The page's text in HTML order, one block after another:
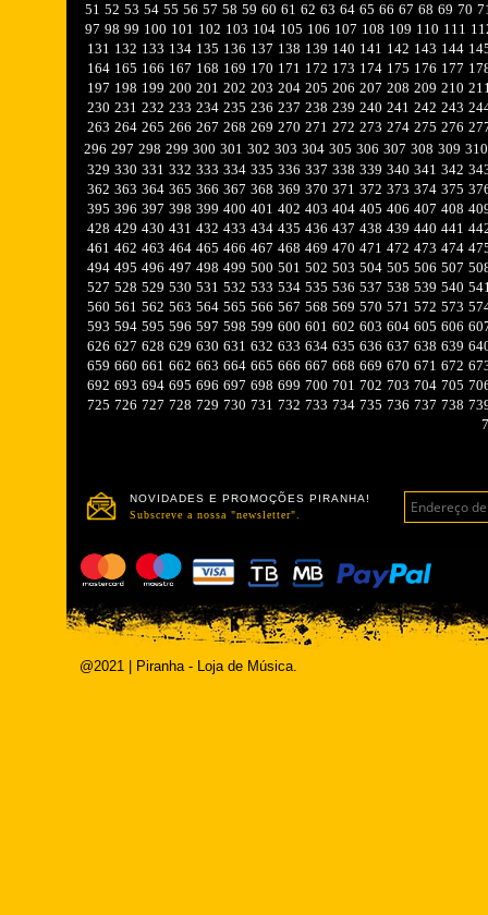
51 52 53 54 55 56 57 58 59 60 61 62 63 64 65 66 67 68 69 70
97 98 99 100 101 102 103 104 105 106 107 108 109 110 111
131 132 133 134 135 136 137 138 139 140 141 142 143 144
164 165 166 167 168 169 170 171 172 173 174 175 176 177
197 198 199 200 201 202 203 204 205 206 207 208 209 210
230 231 232 233 234 235 236 237 238 239 240 241 242 243
263 264 265 266 267 268 269 270 271 272 273 274 275 276
296 297 298 299 300 301 302 303 304 305 306 307 308 309 310
329 330 331 332 333 334 335 336 337 338 339 340 341 342
362 363 364 365 366 367 368 369 370 371 372 373 374 375
395 396 397 398 399 400 401 402 403 404 405 406 407 408
428 429 430 431 432 433 434 435 436 437 438 439 440 441
461 462 463 464 465 466 467 468 469 470 471 472 473 474
494 495 496 497 498 499 500 501 502 503 504 505 506 507
527 528 529 530 531 532 533 534 535 536 537 538 539 540
560 561 562 563 564 565 566 567 568 569 570 571 572 573
593 594 595 596 597 598 599 600 601 602 603 604 605 606
626 627 628 629 630 631 632 633 634 635 636 637 638 639
659 660 661 662 663 664 665 666 667 668 669 670 671 672
692 693 694 695 696 697 698 699 700 701 702 703 704 705
725 726 727 728 729 730 731 732 733 734 735 736 737 738
NOVIDADES E PROMOÇÕES PIRANHA!
Subscreve a nossa "newsletter".
@2021 | Piranha - Loja de Música.